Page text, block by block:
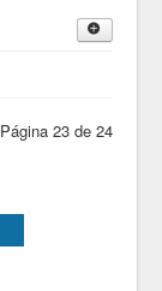
Página 23 de 24